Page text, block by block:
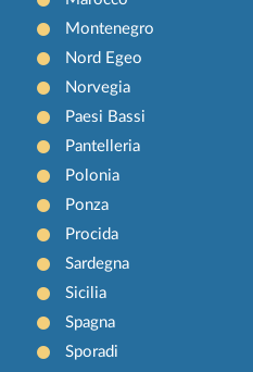
Montenegro
Nord Egeo
Norvegia
Paesi Bassi
Pantelleria
Polonia
Ponza
Procida
Sardegna
Sicilia
Spagna
Sporadi